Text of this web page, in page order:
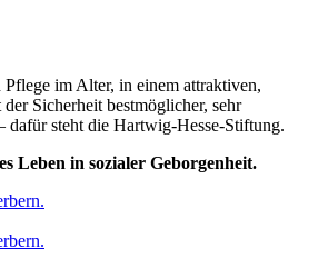
im Alter, in einem attraktiven,
Sicherheit bestmöglicher, sehr
dafür steht die Hartwig-Hesse-Stiftung.
Leben in sozialer Geborgenheit.